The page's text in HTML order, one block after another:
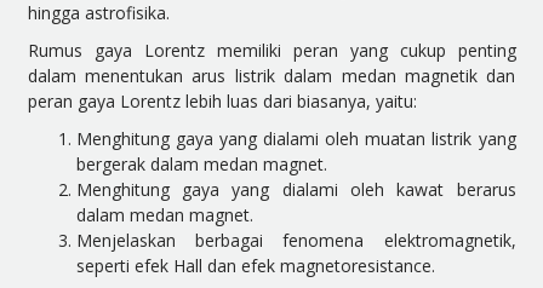
hingga astrofisika.
Rumus gaya Lorentz memiliki peran yang cukup penting
dalam menentukan arus listrik dalam medan magnetik dan
peran gaya Lorentz lebih luas dari biasanya, yaitu:
Menghitung gaya yang dialami oleh muatan listrik yang
bergerak dalam medan magnet.
Menghitung gaya yang dialami oleh kawat berarus
dalam medan magnet.
Menjelaskan berbagai fenomena elektromagnetik,
seperti efek Hall dan efek magnetoresistance.